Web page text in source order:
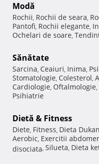
Modă
Rochii, Rochii de seara,
Pantofi, Rochii elegante,
Ochelari de soare,
Sănătate
Sarcina, Ceaiuri, Inima,
Stomatologie, Colesterol,
Cardiologie, Oftalmologie,
Psihiatrie
Dietă & Fitness
Diete, Fitness, Dieta Dukan
Aerobic, Exercitii
disociata, Silueta, Dieta